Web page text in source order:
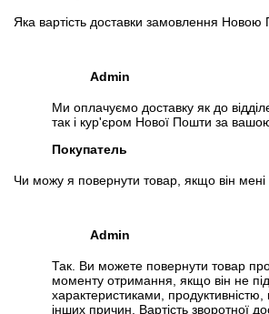
Яка вартість доставки замовлення
Admin
Ми оплачуємо доставку як до
так і кур'єром Нової Пошти за
Покупатель
Чи можу я повернути товар, якщо він мені
Admin
Так. Ви можете повернути товар
моменту отримання, якщо він не
характеристиками,
інших причин. Вартість зворотної